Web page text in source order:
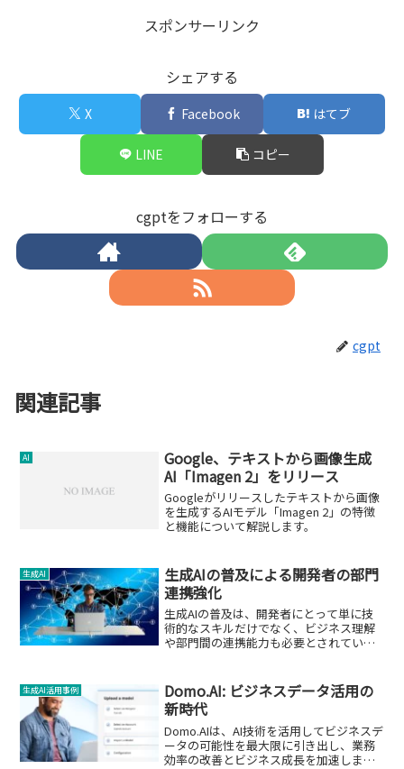
スポンサーリンク
シェアする
X Facebook はてブ
LINE コピー
cgptをフォローする
cgpt
関連記事
AI
Google、テキストから画像生成
AI「Imagen 2」をリリース
Googleがリリースしたテキストから画像
を生成するAIモデル「Imagen 2」の特徴
と機能について解説します。
生成AI
生成AIの普及による開発者の部門
連携強化
生成AIの普及は、開発者にとって単に技
術的なスキルだけでなく、ビジネス理解
や部門間の連携能力も必要とされていま
生成AI活用事例
Domo.AI: ビジネスデータ活用の
新時代
Domo.AIは、AI技術を活用してビジネスデ
ータの可能性を最大限に引き出し、業務
効率の改善とビジネス成長を加速しま